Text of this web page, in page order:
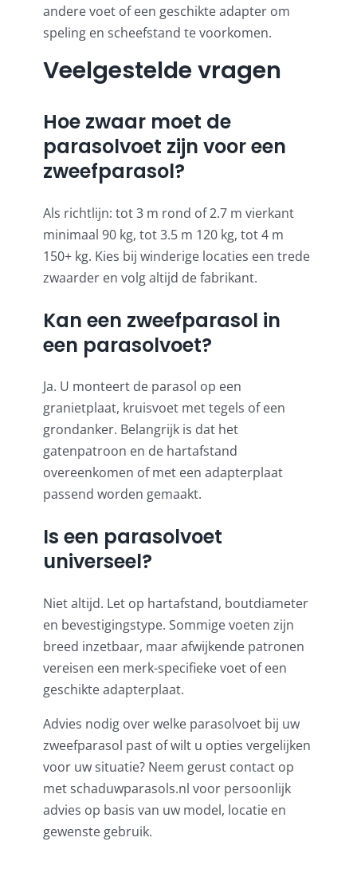
andere voet of een geschikte adapter om
speling en scheefstand te voorkomen.
Veelgestelde vragen
Hoe zwaar moet de
parasolvoet zijn voor een
zweefparasol?
Als richtlijn: tot 3 m rond of 2.7 m vierkant
minimaal 90 kg, tot 3.5 m 120 kg, tot 4 m
150+ kg. Kies bij winderige locaties een trede
zwaarder en volg altijd de fabrikant.
Kan een zweefparasol in
een parasolvoet?
Ja. U monteert de parasol op een
granietplaat, kruisvoet met tegels of een
grondanker. Belangrijk is dat het
gatenpatroon en de hartafstand
overeenkomen of met een adapterplaat
passend worden gemaakt.
Is een parasolvoet
universeel?
Niet altijd. Let op hartafstand, boutdiameter
en bevestigingstype. Sommige voeten zijn
breed inzetbaar, maar afwijkende patronen
vereisen een merk-specifieke voet of een
geschikte adapterplaat.
Advies nodig over welke parasolvoet bij uw
zweefparasol past of wilt u opties vergelijken
voor uw situatie? Neem gerust contact op
met schaduwparasols.nl voor persoonlijk
advies op basis van uw model, locatie en
gewenste gebruik.